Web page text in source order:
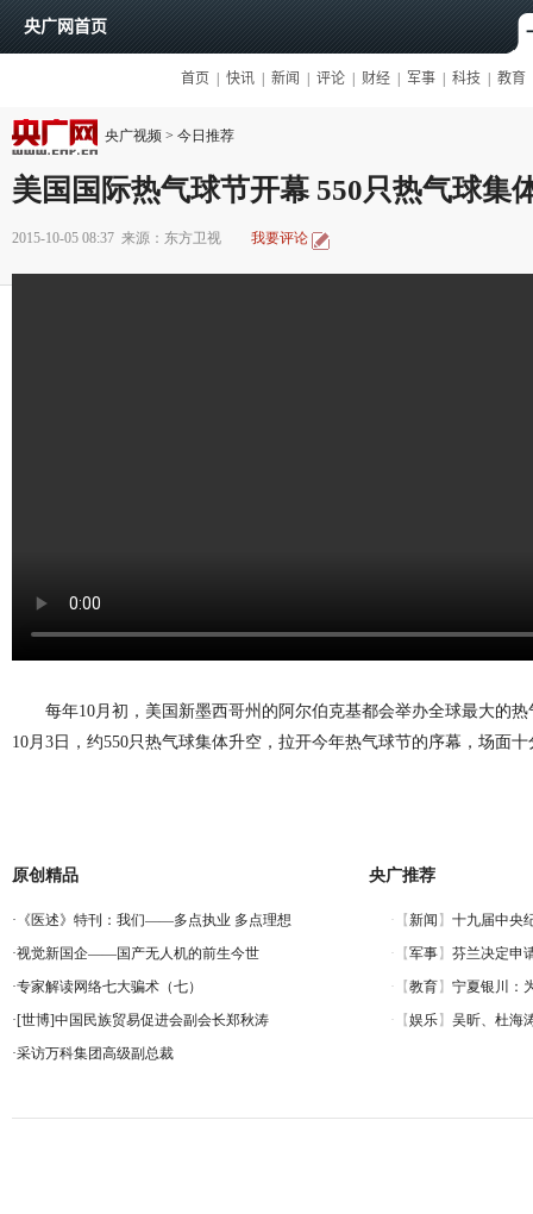
央广视频 > 今日推荐
美国国际热气球节开幕 550只热气球集
2015-10-05 08:37 来源：东方卫视 我要评论
每年10月初，美国新墨西哥州的阿尔伯克基都会举办全球最大的热
10月3日，约550只热气球集体升空，拉开今年热气球节的序幕，场面
原创精品
· 《医述》特刊：我们——多点执业 多点理想
·视觉新国企——国产无人机的前生今世
·专家解读网络七大骗术（七）
·[世博]中国民族贸易促进会副会长郑秋涛
·采访万科集团高级副总裁
央广推荐